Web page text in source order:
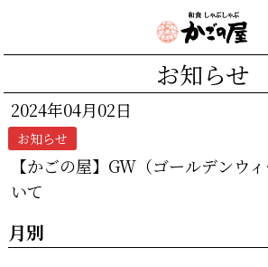
お知らせ
2024年04月02日
お知らせ
【かごの屋】GW（ゴールデンウ
いて
月別